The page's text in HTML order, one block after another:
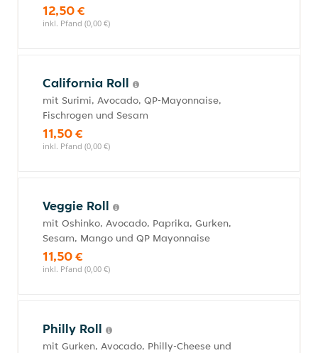
12,50 €
inkl. Pfand (0,00 €)
California Roll
mit Surimi, Avocado, QP-Mayonnaise,
Fischrogen und Sesam
11,50 €
inkl. Pfand (0,00 €)
Veggie Roll
mit Oshinko, Avocado, Paprika, Gurken,
Sesam, Mango und QP Mayonnaise
11,50 €
inkl. Pfand (0,00 €)
Philly Roll
mit Gurken, Avocado, Philly-Cheese und